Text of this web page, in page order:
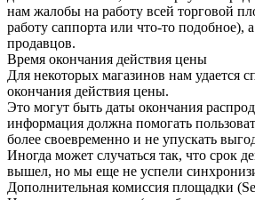
нам жалобы на работу всей торговой
работу саппорта или что-то подобное),
продавцов.
Время окончания действия цены
Для некоторых магазинов нам удается
окончания действия цены.
Это могут быть даты окончания
информация должна помогать
более своевременно и не упускать
Иногда может случаться так, что срок
вышел, но мы еще не успели
Дополнительная комиссия площадки